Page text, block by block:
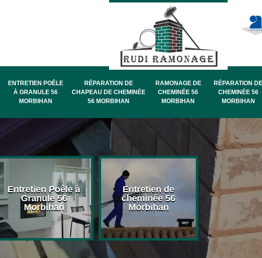
ENTRETIEN POÊLE
À GRANULE 56
MORBIHAN
RÉPARATION DE
CHAPEAU DE CHEMINÉE
56 MORBIHAN
RAMONAGE DE
CHEMINÉE 56
MORBIHAN
RÉPARATION DE
CHEMINÉE 56
MORBIHAN
Entretien Poêle à
Granule 56
Morbihan
Entretien de
cheminée 56
Morbihan
Pose de
de